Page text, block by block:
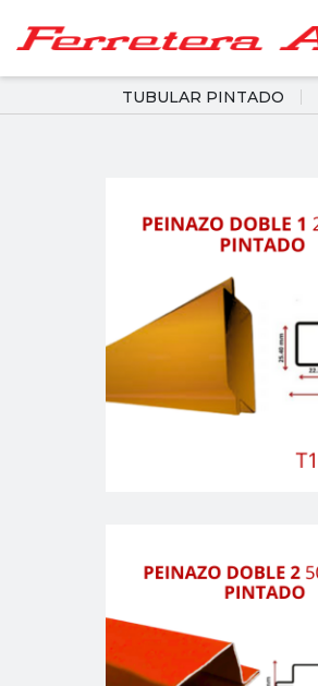
TUBULAR PINTADO